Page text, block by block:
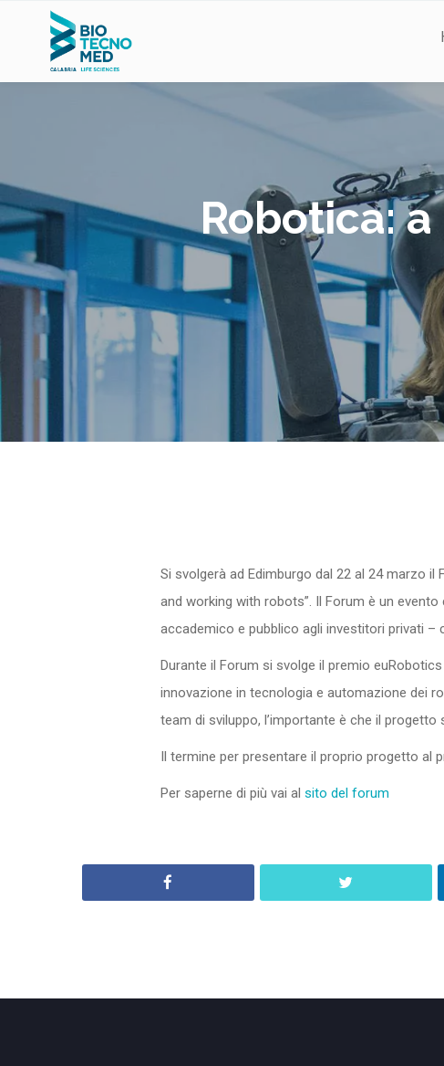
Robotica:
Si svolgerà ad Edimburgo dal 22 al 24 marzo il
and working with robots”. Il Forum è un
accademico e pubblico agli investitori privati –
Durante il Forum si svolge il premio
innovazione in tecnologia e automazione dei
team di sviluppo, l’importante è che il
Il termine per presentare il proprio progetto al
Per saperne di più vai al sito del forum